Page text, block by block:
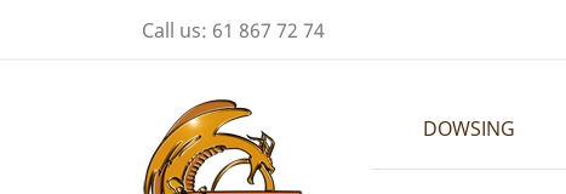
Call us: 61 867 72 74
DOWSING